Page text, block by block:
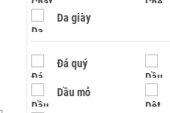
Da giày
Đá quý
Dầu mỏ